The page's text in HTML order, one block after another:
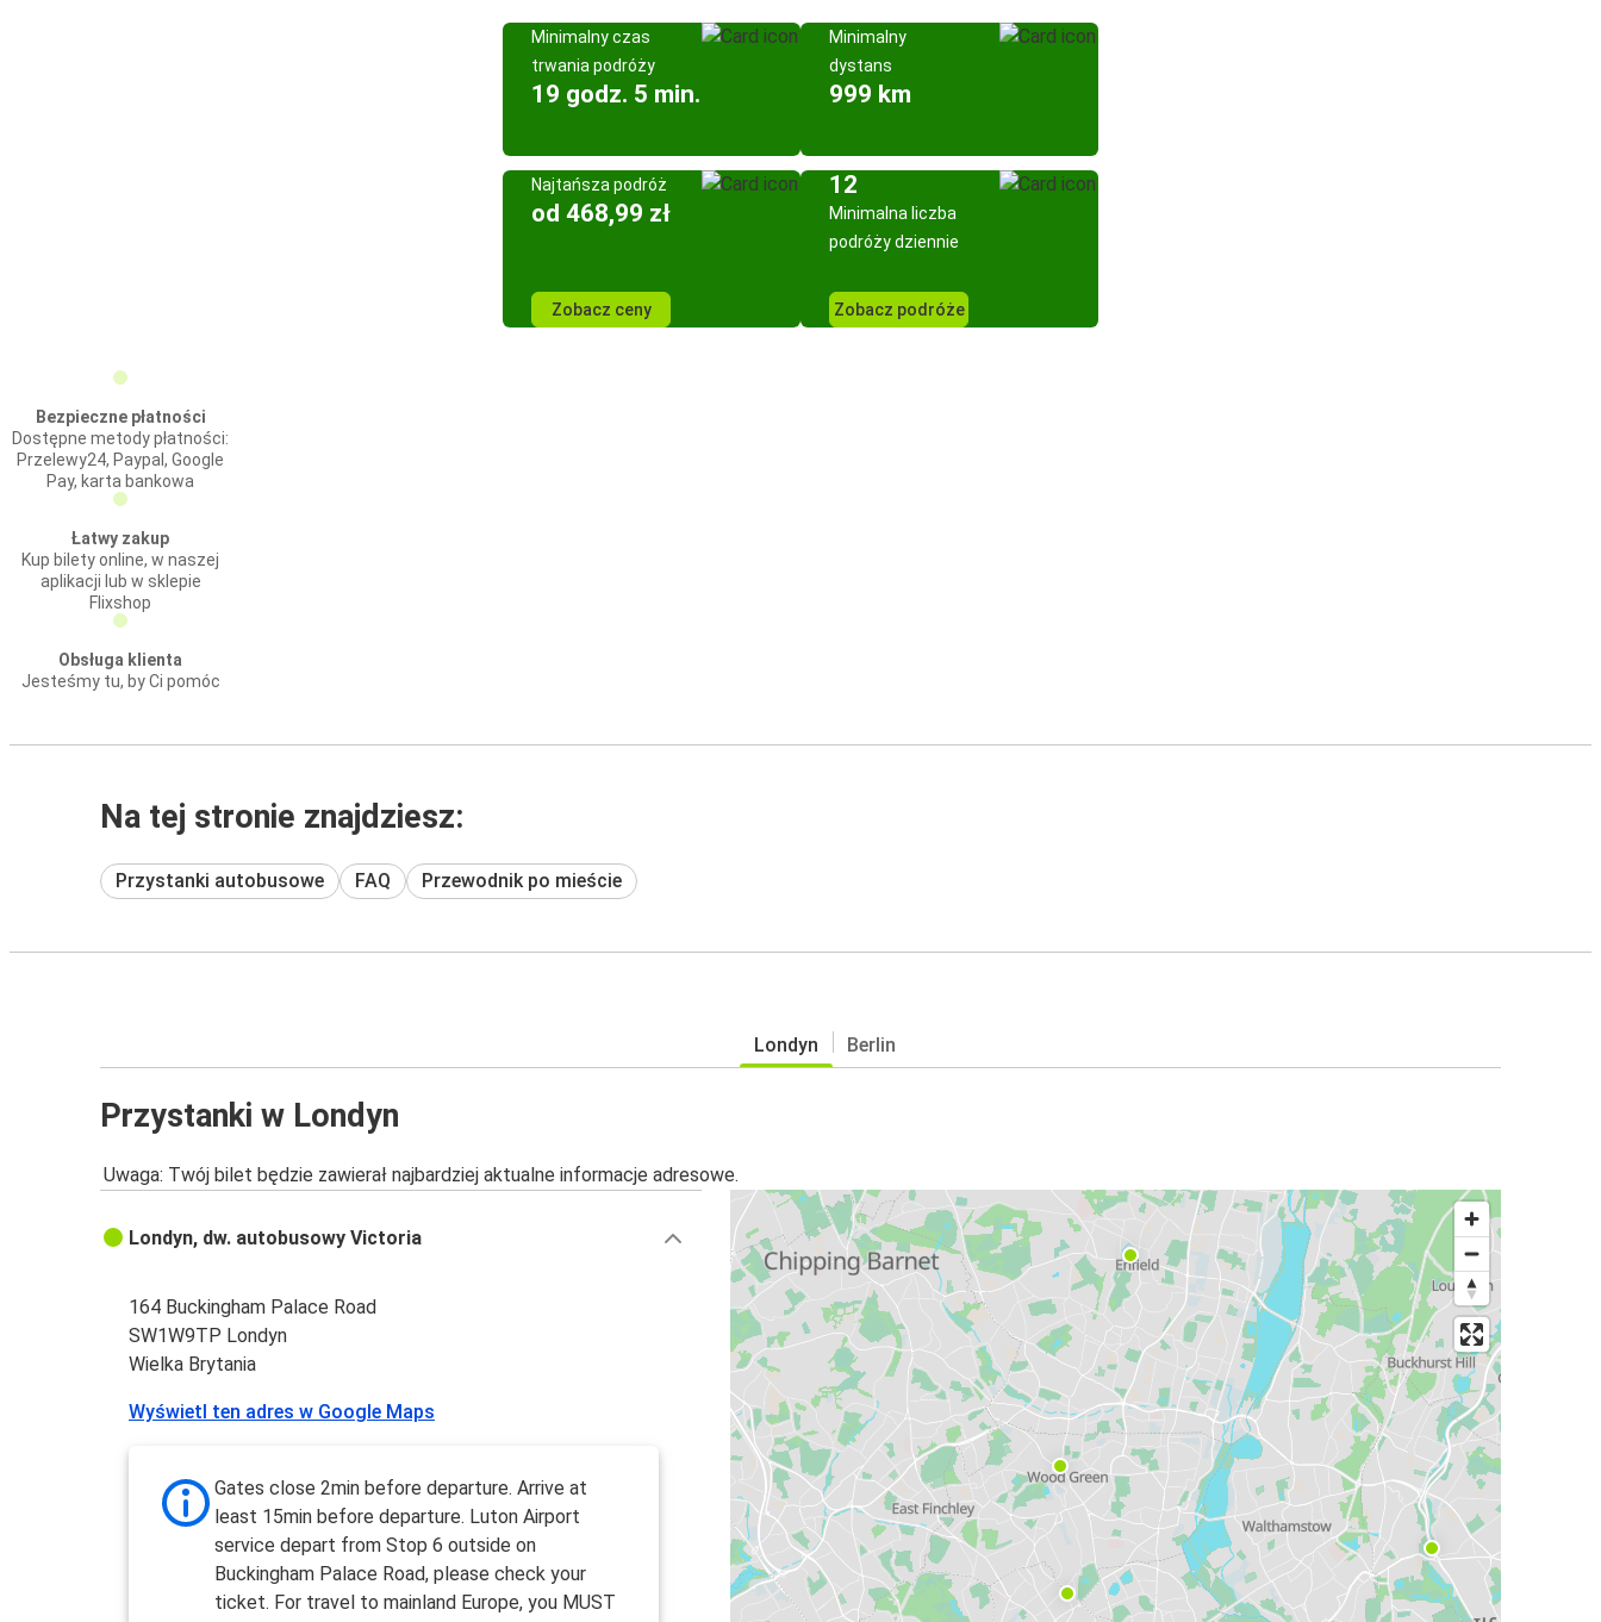
Minimalny czas
trwania podróży
19 godz. 5 min.
Minimalny
dystans
999 km
Najtańsza podróż
od 468,99 zł
Zobacz ceny
12
Minimalna liczba
podróży dziennie
Zobacz podróże
Bezpieczne płatności
Dostępne metody płatności:
Przelewy24, Paypal, Google
Pay, karta bankowa
Łatwy zakup
Kup bilety online, w naszej
aplikacji lub w sklepie
Flixshop
Obsługa klienta
Jesteśmy tu, by Ci pomóc
Na tej stronie znajdziesz:
Przystanki autobusowe FAQ Przewodnik po mieście
Londyn Berlin
Przystanki w Londyn
Uwaga: Twój bilet będzie zawierał najbardziej aktualne informacje adresowe.
Londyn, dw. autobusowy Victoria
164 Buckingham Palace Road
SW1W9TP Londyn
Wielka Brytania
Wyświetl ten adres w Google Maps
Gates close 2min before departure. Arrive at
least 15min before departure. Luton Airport
service depart from Stop 6 outside on
Buckingham Palace Road, please check your
ticket. For travel to mainland Europe, you MUST